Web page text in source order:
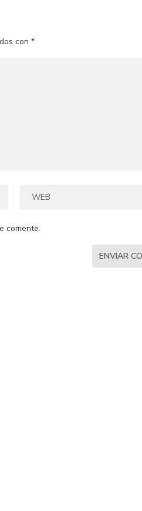
con*
comente.